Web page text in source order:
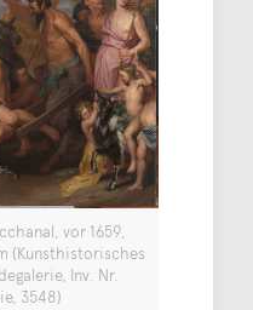
vor 1659,
(Kunsthistorisches
Inv. Nr.
3548)